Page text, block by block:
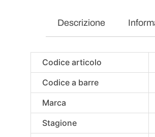
Descrizione
Codice articolo
Codice a barre
Marca
Stagione